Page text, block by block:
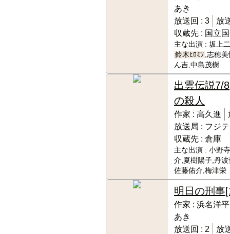
あき
放送回 : 3
放
収蔵先 : 国立
主な出演 : 坂上
鈴木ﾋﾛﾐﾂ ,志穂
ん吉,中島茂樹
出雲伝説7/8
の殺人
作家 : 高久進
放送局 : フジ
収蔵先 : 倉庫
主な出演 : 小野
介,夏樹陽子,丹波
佐藤佑介,梅津栄
明日の刑事
作家 : 浜名洋
あき
放送回 : 2
放